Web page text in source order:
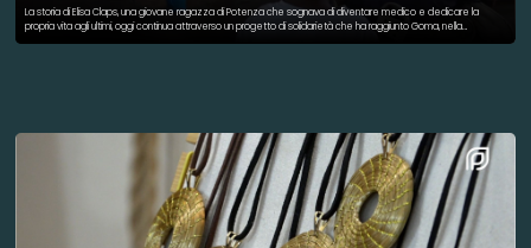
La storia di Elisa Claps, una giovane ragazza di Potenza che sognava di diventare medico e dedicare la
propria vita agli ultimi, oggi continua attraverso un progetto di solidarietà che ha raggiunto Goma, nella
partecipato agli eventi legati al progetto e ha preso parte alla missione a Goma insieme a Gildo Claps e ai
volontari del VIS, entrando direttamente in contatto con la realtà dell’ambulatorio e delle comunità assistite.
L’iniziativa ha permesso di potenziare i servizi sanitari del dispensario medico del Centro Don Bosco Ngangi,
una struttura che offre cure, farmaci e assistenza a bambini, famiglie e persone costrette a vivere in
condizioni di grande fragilità a causa della crisi nell’est della Repubblica Democratica del Congo. Così, da una
storia segnata dal dolore nasce un luogo dedicato alla cura: il sogno di Elisa di aiutare gli altri continua a vivere
migliaia di chilometri lontano da casa, attraverso medici, volontari e persone che ogni giorno scelgono di
prendersi cura del prossimo.